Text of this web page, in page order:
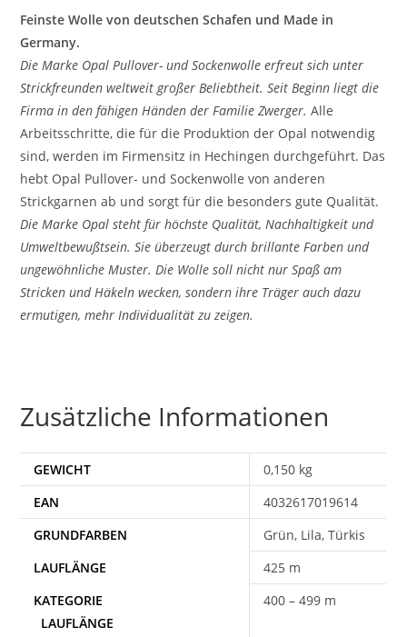
Feinste Wolle von deutschen Schafen und Made in
Germany.
Die Marke Opal Pullover- und Sockenwolle erfreut sich unter
Strickfreunden weltweit großer Beliebtheit. Seit Beginn liegt die
Firma in den fähigen Händen der Familie Zwerger. Alle
Arbeitsschritte, die für die Produktion der Opal notwendig
sind, werden im Firmensitz in Hechingen durchgeführt. Das
hebt Opal Pullover- und Sockenwolle von anderen
Strickgarnen ab und sorgt für die besonders gute Qualität.
Die Marke Opal steht für höchste Qualität, Nachhaltigkeit und
Umweltbewußtsein. Sie überzeugt durch brillante Farben und
ungewöhnliche Muster. Die Wolle soll nicht nur Spaß am
Stricken und Häkeln wecken, sondern ihre Träger auch dazu
ermutigen, mehr Individualität zu zeigen.
Zusätzliche Informationen
GEWICHT
0,150 kg
EAN
4032617019614
Grün, Lila, Türkis
425 m
400 – 499 m